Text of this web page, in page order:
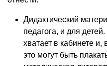
Дидактический
педагога, и для
хватает в кабинете и,
это могут быть